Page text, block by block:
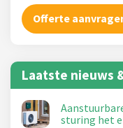
Offerte
Laatste nieuws
sturing het